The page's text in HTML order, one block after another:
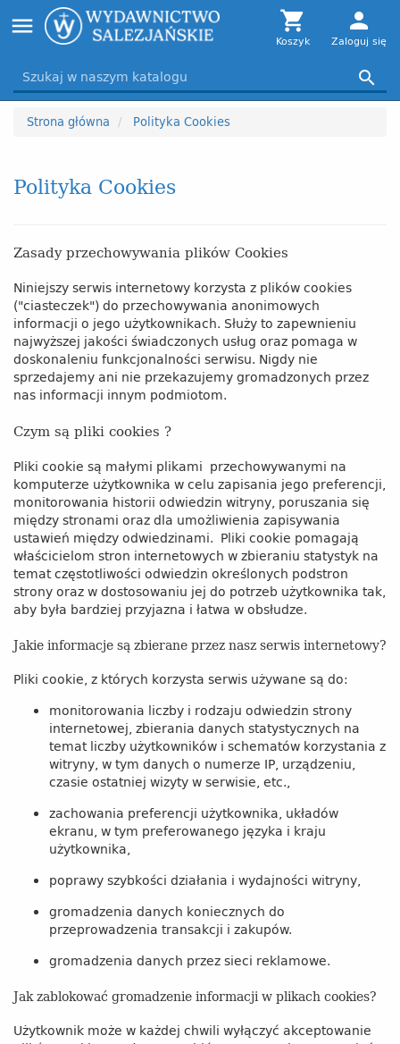
navigation
menu 
Koszyk
person
Zaloguj się

Strona główna Polityka Cookies
Polityka Cookies
Zasady przechowywania plików Cookies
Niniejszy serwis internetowy korzysta z plików cookies
("ciasteczek") do przechowywania anonimowych
informacji o jego użytkownikach. Służy to zapewnieniu
najwyższej jakości świadczonych usług oraz pomaga w
doskonaleniu funkcjonalności serwisu. Nigdy nie
sprzedajemy ani nie przekazujemy gromadzonych przez
nas informacji innym podmiotom.
Czym są pliki cookies ?
Pliki cookie są małymi plikami przechowywanymi na
komputerze użytkownika w celu zapisania jego preferencji,
monitorowania historii odwiedzin witryny, poruszania się
między stronami oraz dla umożliwienia zapisywania
ustawień między odwiedzinami. Pliki cookie pomagają
właścicielom stron internetowych w zbieraniu statystyk na
temat częstotliwości odwiedzin określonych podstron
strony oraz w dostosowaniu jej do potrzeb użytkownika tak,
aby była bardziej przyjazna i łatwa w obsłudze.
Jakie informacje są zbierane przez nasz serwis internetowy?
Pliki cookie, z których korzysta serwis używane są do:
monitorowania liczby i rodzaju odwiedzin strony
internetowej, zbierania danych statystycznych na
temat liczby użytkowników i schematów korzystania z
witryny, w tym danych o numerze IP, urządzeniu,
czasie ostatniej wizyty w serwisie, etc.,
zachowania preferencji użytkownika, układów
ekranu, w tym preferowanego języka i kraju
użytkownika,
poprawy szybkości działania i wydajności witryny,
gromadzenia danych koniecznych do
przeprowadzenia transakcji i zakupów.
gromadzenia danych przez sieci reklamowe.
Jak zablokować gromadzenie informacji w plikach cookies?
Użytkownik może w każdej chwili wyłączyć akceptowanie